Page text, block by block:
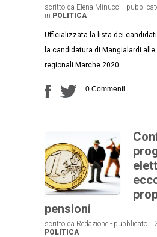
scritto da Elena Minucci -
in POLITICA
Ufficializzata la lista dei
la candidatura di Mangialardi
regionali Marche 2020.
0 Commenti
pensioni
scritto da Redazione - pubblicato il
POLITICA